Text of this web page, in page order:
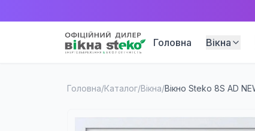
Головна Вікна
Головна/Каталог/Вікна/